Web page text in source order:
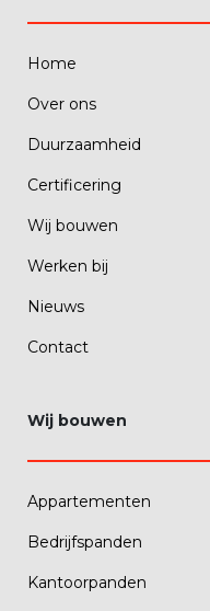
Home
Over ons
Duurzaamheid
Certificering
Wij bouwen
Werken bij
Nieuws
Contact
Wij bouwen
Appartementen
Bedrijfspanden
Kantoorpanden